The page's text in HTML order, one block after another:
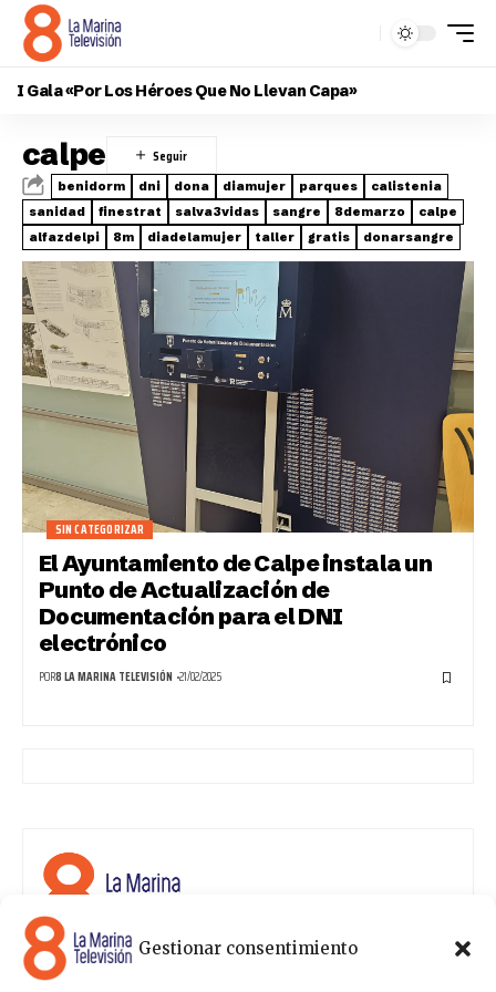
Gestionar consentimiento
I Gala «Por Los Héroes Que No Llevan Capa»
calpe
benidorm dni dona diamujer parques
calistenia
sanidad
finestrat salva3vidas sangre 8demarzo
calpe
alfazdelpi
8m diadelamujer taller gratis donarsangre
SIN CATEGORIZAR
El Ayuntamiento de Calpe instala un
Punto de Actualización de
Documentación para el DNI
electrónico
POR8 LA MARINA TELEVISIÓN 21/02/2025
8 La Marina Televisión cuenta con una amplia gama de
programas para satisfacer las necesidades y gustos de